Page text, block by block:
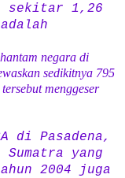
sekitar 1,26
negara di
sedikitnya 795
menggeser
di Pasadena,
yang
2004 juga